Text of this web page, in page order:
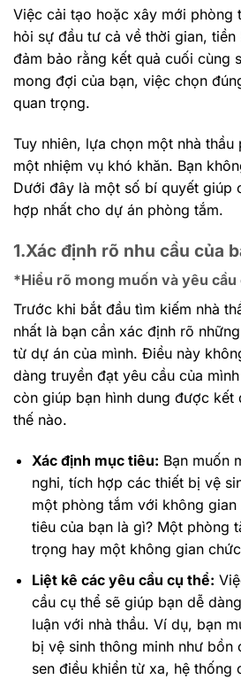
Việc cải tạo hoặc xây mới phòng
hỏi sự đầu tư cả về thời gian,
đảm bảo rằng kết quả cuối cùng
mong đợi của bạn, việc chọn
quan trọng.
Tuy nhiên, lựa chọn một nhà thầu
một nhiệm vụ khó khăn. Bạn
Dưới đây là một số bí quyết giúp
hợp nhất cho dự án phòng tắm.
1.Xác định rõ nhu cầu của
*Hiểu rõ mong muốn và yêu cầu
Trước khi bắt đầu tìm kiếm nhà
nhất là bạn cần xác định rõ
từ dự án của mình. Điều này
dàng truyền đạt yêu cầu của
còn giúp bạn hình dung được kết
thế nào.
Xác định mục tiêu: Bạn muốn
nghi, tích hợp các thiết bị vệ
một phòng tắm với không gian
tiêu của bạn là gì? Một phòng
trọng hay một không gian
Liệt kê các yêu cầu cụ thể:
cầu cụ thể sẽ giúp bạn dễ
luận với nhà thầu. Ví dụ, bạn
bị vệ sinh thông minh như bồn
sen điều khiển từ xa, hệ